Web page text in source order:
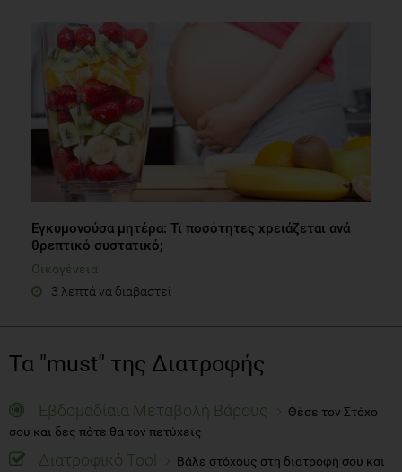
Εγκυμονούσα μητέρα: Τι ποσότητες χρειάζεται ανά
θρεπτικό συστατικό;
Οικογένεια
3 λεπτά να διαβαστεί
Τα "must" της Διατροφής
Εβδομαδίαια Μεταβολή Βάρους
Θέσε τον Στόχο
σου και δες πότε θα τον πετύχεις
Διατροφικό Tool
Βάλε στόχους στη διατροφή σου και